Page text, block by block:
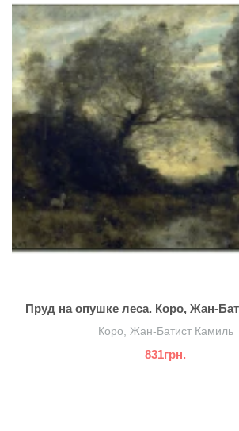
Пруд на опушке леса. Коро, Жан-
Коро, Жан-Батист Камиль
831грн.